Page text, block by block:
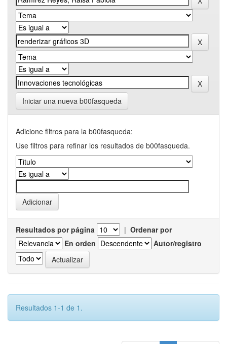
Iniciar una nueva b00fasqueda
Adicione filtros para la b00fasqueda:
Use filtros para refinar los resultados de b00fasqueda.
Resultados por página | Ordenar por
En orden
Autor/registro
Resultados 1-1 de 1.